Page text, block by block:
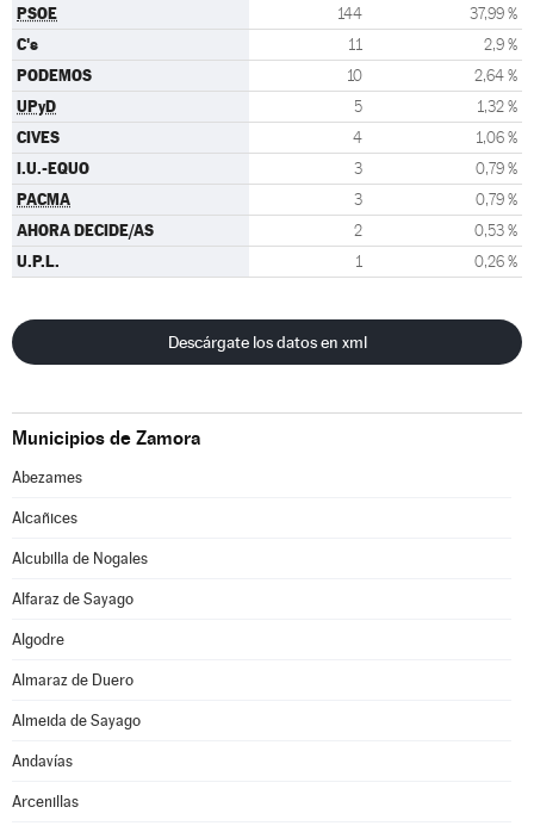
PSOE 144 37,99 %
C's 11 2,9 %
PODEMOS 10 2,64 %
UPyD 5 1,32 %
CIVES 4 1,06 %
I.U.-EQUO 3 0,79 %
PACMA 3 0,79 %
AHORA DECIDE/AS 2 0,53 %
U.P.L. 1 0,26 %
Descárgate los datos en xml
Municipios de Zamora
Abezames
Alcañices
Alcubilla de Nogales
Alfaraz de Sayago
Algodre
Almaraz de Duero
Almeida de Sayago
Andavías
Arcenillas